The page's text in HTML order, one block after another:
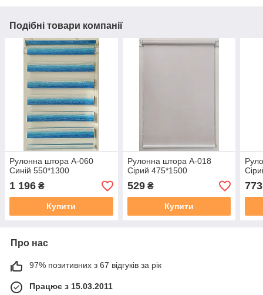
Подібні товари компанії
Рулонна штора А-060
Синій 550*1300
1 196 ₴
Купити
Рулонна штора А-018
Сірий 475*1500
529₴
Купити
773
Про нас
97% позитивних з 67 відгуків за рік
Працює з 15.03.2011